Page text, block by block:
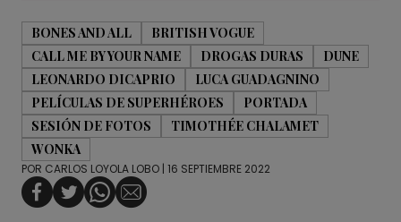
BONES AND ALL
BRITISH VOGUE
CALL ME BY YOUR NAME
DROGAS DURAS
DUNE
LEONARDO DICAPRIO
LUCA GUADAGNINO
PELÍCULAS DE SUPERHÉROES
PORTADA
SESIÓN DE FOTOS
TIMOTHÉE CHALAMET
WONKA
POR CARLOS LOYOLA LOBO | 16 SEPTIEMBRE 2022